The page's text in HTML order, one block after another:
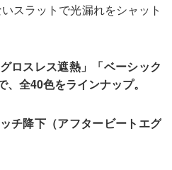
スラットで光漏れをシャット
ロスレス遮熱」「ベーシック
全40色をラインナップ。
チ降下（アフタービートエグ